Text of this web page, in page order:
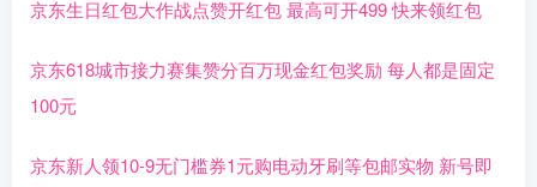
京东生日红包大作战点赞开红包 最高可开499 快来领红包
京东618城市接力赛集赞分百万现金红包奖励 每人都是固定
100元
京东新人领10-9无门槛券1元购电动牙刷等包邮实物 新号即